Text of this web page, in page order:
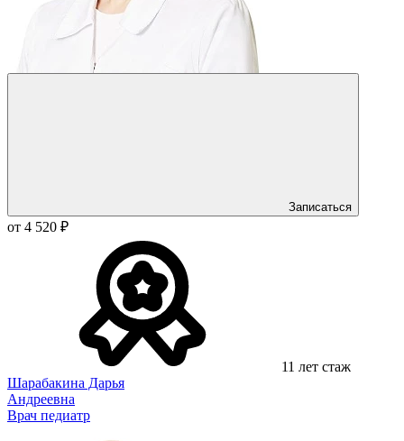
Записаться
от 4 520 ₽
11 лет стаж
Шарабакина Дарья
Андреевна
Врач педиатр